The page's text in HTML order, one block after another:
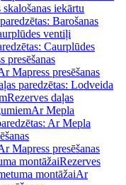
iekārtu
Barošanas
ventiļi
Caurplūdes
presēšanas
Mapress presēšanas
paredzētas: Lodveida
Rezerves daļas
Ar Mepla
Ar Mepla
Mapress presēšanas
montāžaiRezerves
montāžaiAr